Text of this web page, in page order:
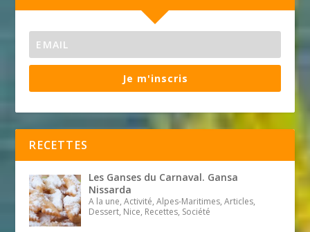
Je m'inscris
RECETTES
Les Ganses du Carnaval. Gansa
Nissarda
A la une, Activité, Alpes-Maritimes, Articles,
Dessert, Nice, Recettes, Société